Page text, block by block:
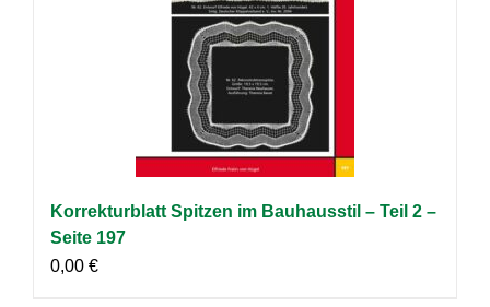
Korrekturblatt Spitzen im Bauhausstil – Teil 2 –
Seite 197
0,00 €